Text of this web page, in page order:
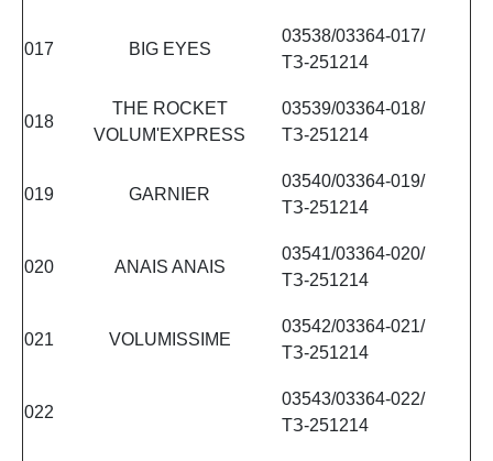
017 BIG EYES
03538/03364-017/
ТЗ-251214
018
THE ROCKET
VOLUM'EXPRESS
03539/03364-018/
ТЗ-251214
019 GARNIER
03540/03364-019/
ТЗ-251214
020 ANAIS ANAIS
03541/03364-020/
ТЗ-251214
021 VOLUMISSIME
03542/03364-021/
ТЗ-251214
022
03543/03364-022/
ТЗ-251214